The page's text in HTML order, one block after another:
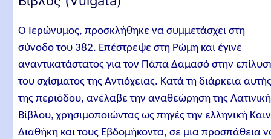
Ο Ιερώνυμος, προσκλήθηκε να συμμετάσχει στη
σύνοδο του 382. Επέστρεψε στη Ρώμη και έγινε
αναντικατάστατος για τον Πάπα Δαμασό στην
του σχίσματος της Αντιόχειας. Κατά τη διάρκεια
της περιόδου, ανέλαβε την αναθεώρηση της
Βίβλου, χρησιμοποιώντας ως πηγές την ελληνική
Διαθήκη και τους Εβδομήκοντα, σε μια προσπάθεια